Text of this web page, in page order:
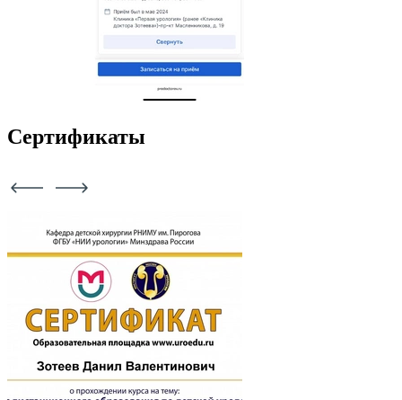
Сертификаты